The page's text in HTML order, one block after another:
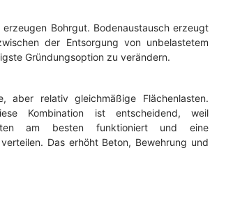
Bohrgut. Bodenaustausch erzeugt
der Entsorgung von unbelastetem
Gründungsoption zu verändern.
aber relativ gleichmäßige Flächenlasten.
Kombination ist entscheidend, weil
am besten funktioniert und eine
Das erhöht Beton, Bewehrung und